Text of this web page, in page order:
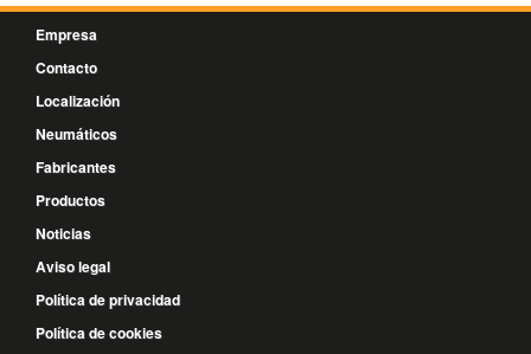
Empresa
Contacto
Localización
Neumáticos
Fabricantes
Productos
Noticias
Aviso legal
Política de privacidad
Política de cookies